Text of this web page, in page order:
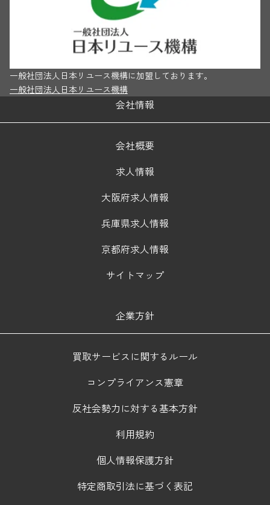
一般社団法人日本リユース機構に加盟しております。
一般社団法人日本リユース機構
会社情報
会社概要
求人情報
大阪府求人情報
兵庫県求人情報
京都府求人情報
サイトマップ
企業方針
買取サービスに関するルール
コンプライアンス憲章
反社会勢力に対する基本方針
利用規約
個人情報保護方針
特定商取引法に基づく表記